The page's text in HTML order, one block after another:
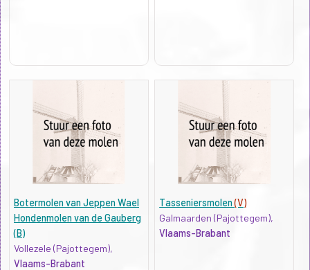
Botermolen van Jeppen Wael
Hondenmolen van de Gauberg
(B)
Vollezele (Pajottegem),
Vlaams-Brabant
Tasseniersmolen(V)
Galmaarden (Pajottegem),
Vlaams-Brabant